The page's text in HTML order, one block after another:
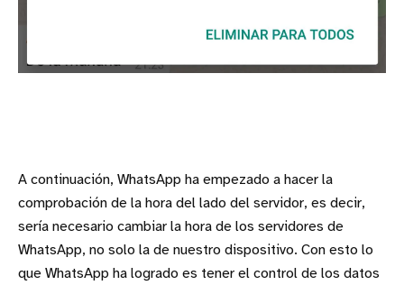
A continuación, WhatsApp ha empezado a hacer la
comprobación de la hora del lado del servidor, es decir,
sería necesario cambiar la hora de los servidores de
WhatsApp, no solo la de nuestro dispositivo. Con esto lo
que WhatsApp ha logrado es tener el control de los datos